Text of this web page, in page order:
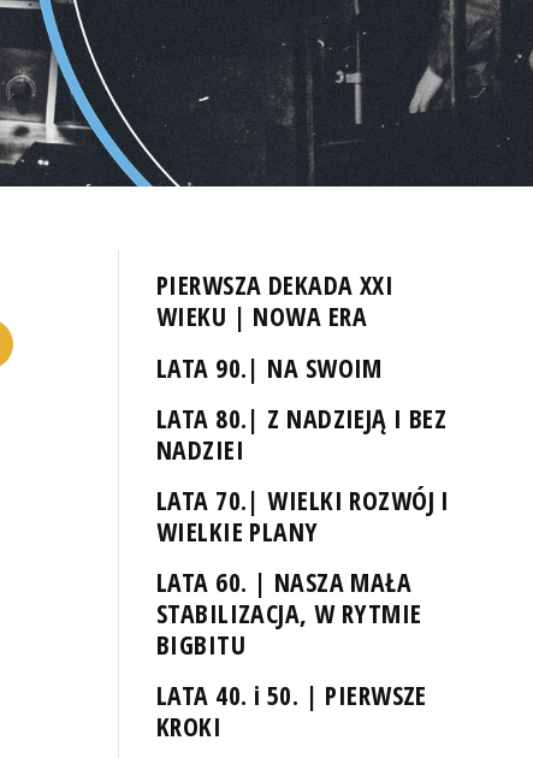
PIERWSZA DEKADA XXI
WIEKU | NOWA ERA
LATA 90.| NA SWOIM
LATA 80.| Z NADZIEJĄ I BEZ
NADZIEI
LATA 70.| WIELKI ROZWÓJ I
WIELKIE PLANY
LATA 60. | NASZA MAŁA
STABILIZACJA, W RYTMIE
BIGBITU
LATA 40. i 50. | PIERWSZE
KROKI